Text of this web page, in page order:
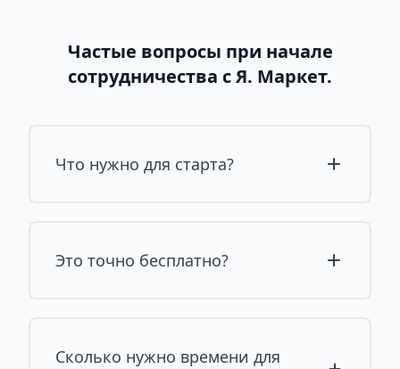
Частые вопросы при начале
сотрудничества с Я. Маркет.
Что нужно для старта?
Это точно бесплатно?
Сколько нужно времени для